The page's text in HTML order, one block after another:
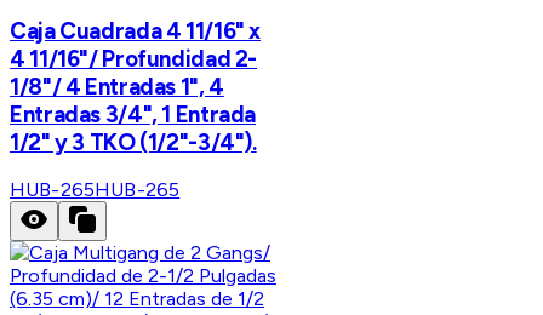
Caja Cuadrada 4 11/16" x
4 11/16"/ Profundidad 2-
1/8"/ 4 Entradas 1", 4
Entradas 3/4", 1 Entrada
1/2" y 3 TKO (1/2"-3/4").
HUB-265HUB-265